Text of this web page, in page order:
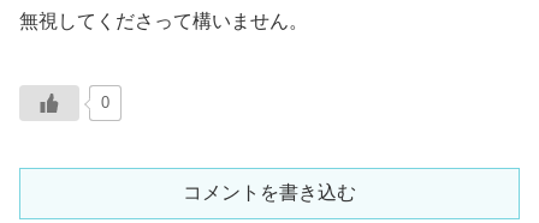
無視してくださって構いません。
0
コメントを書き込む